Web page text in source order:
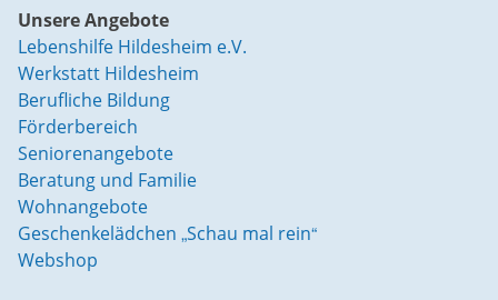
Unsere Angebote
Lebenshilfe Hildesheim e.V.
Werkstatt Hildesheim
Berufliche Bildung
Förderbereich
Seniorenangebote
Beratung und Familie
Wohnangebote
Geschenkelädchen „Schau mal rein“
Webshop